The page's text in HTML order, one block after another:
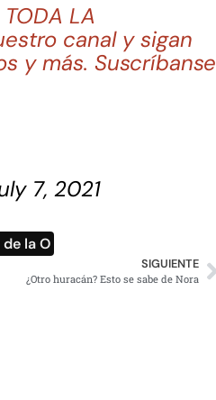
TODA LA
canal y sigan
y más. Suscríbanse
7, 2021
la O
SIGUIENTE
¿Otro huracán? Esto se sabe de Nora